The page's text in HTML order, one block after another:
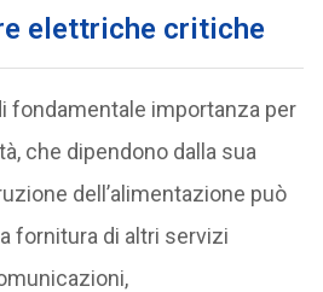
elettriche critiche
fondamentale importanza per
che dipendono dalla sua
dell’alimentazione può
fornitura di altri servizi